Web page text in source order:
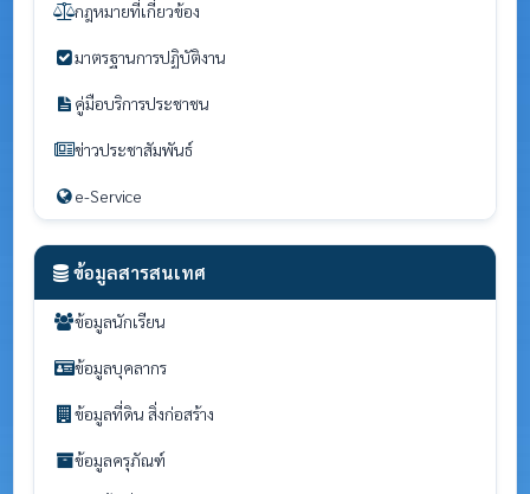
กฎหมายที่เกี่ยวข้อง
มาตรฐานการปฏิบัติงาน
คู่มือบริการประชาชน
ข่าวประชาสัมพันธ์
e-Service
ข้อมูลสารสนเทศ
ข้อมูลนักเรียน
ข้อมูลบุคลากร
ข้อมูลที่ดิน สิ่งก่อสร้าง
ข้อมูลครุภัณฑ์